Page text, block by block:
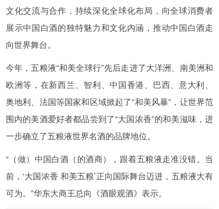
文化交流与合作，持续深化全球化布局，向全球消费者
展示中国白酒的独特魅力和文化内涵，推动中国白酒走
向世界舞台。
今年，五粮液“和美全球行”先后走进了大洋洲、南美洲和
欧洲等，在新西兰、智利、中国香港、巴西、意大利、
奥地利、法国等国家和区域掀起了“和美风暴”，让世界范
围内的美酒爱好者都品尝到了“大国浓香”的和美滋味，进
一步确立了五粮液世界名酒的品牌地位。
“（做）中国白酒（的酒商），跟着五粮液走准没错。当
前，‘大国浓香 和美五粮’正向国际舞台迈进，五粮液大有
可为。”华东大商王总向《酒眼观酒》表示。